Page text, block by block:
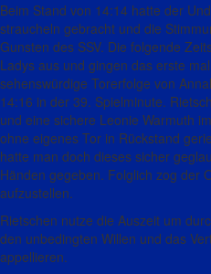
Beim Stand von 14:14 hatte der
straucheln gebracht und die
Gunsten des SSV. Die folgende
Ladys aus und gingen das erste
sehenswürdige Torerfolge von
14:16 in der 39. Spielminute.
und eine sichere Leonie Warmuth
ohne eigenes Tor in Rückstand
hatte man doch dieses sicher
Händen gegeben. Folglich zog der
aufzustellen.
Rietschen nutze die Auszeit um
den unbedingten Willen und das
appellieren.